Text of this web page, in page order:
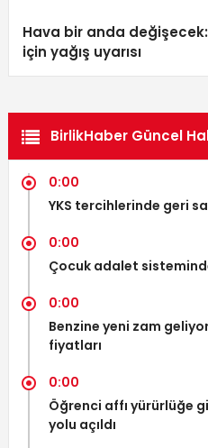
Hava bir anda
için yağış uyarısı
BirlikHaber Güncel
0:00
YKS tercihlerinde geri
0:00
Çocuk adalet
0:00
Benzine yeni zam
fiyatları
0:00
Öğrenci affı yürürlüğe
yolu açıldı